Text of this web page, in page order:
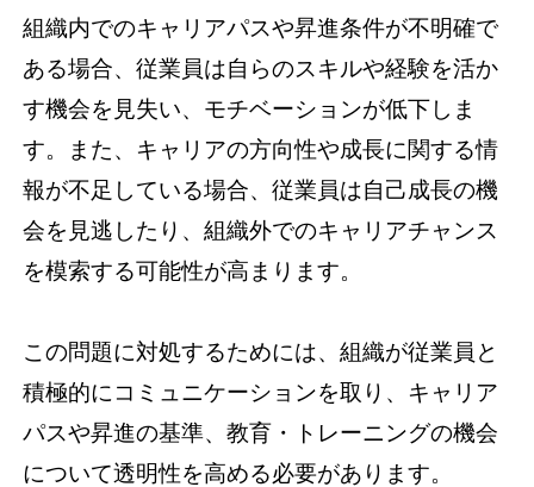
組織内でのキャリアパスや昇進条件が不明確で
ある場合、従業員は自らのスキルや経験を活か
す機会を見失い、モチベーションが低下しま
す。また、キャリアの方向性や成長に関する情
報が不足している場合、従業員は自己成長の機
会を見逃したり、組織外でのキャリアチャンス
を模索する可能性が高まります。
この問題に対処するためには、組織が従業員と
積極的にコミュニケーションを取り、キャリア
パスや昇進の基準、教育・トレーニングの機会
について透明性を高める必要があります。